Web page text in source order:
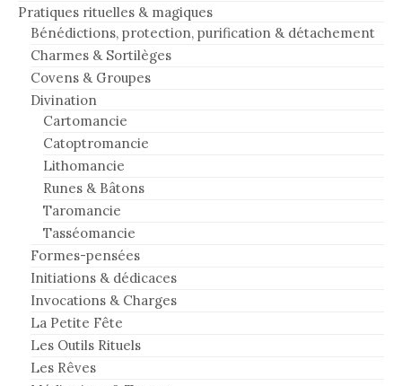
Pratiques rituelles & magiques
Bénédictions, protection, purification & détachement
Charmes & Sortilèges
Covens & Groupes
Divination
Cartomancie
Catoptromancie
Lithomancie
Runes & Bâtons
Taromancie
Tasséomancie
Formes-pensées
Initiations & dédicaces
Invocations & Charges
La Petite Fête
Les Outils Rituels
Les Rêves